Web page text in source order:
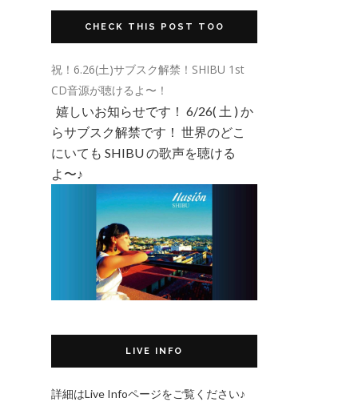
CHECK THIS POST TOO
祝！6.26(土)サブスク解禁！SHIBU 1st
CD音源が聴けるよ〜！
嬉しいお知らせです！ 6/26( 土 ) か
らサブスク解禁です！ 世界のどこ
にいても SHIBU の歌声を聴ける
よ〜♪
LIVE INFO
詳細はLive Infoページをご覧ください♪